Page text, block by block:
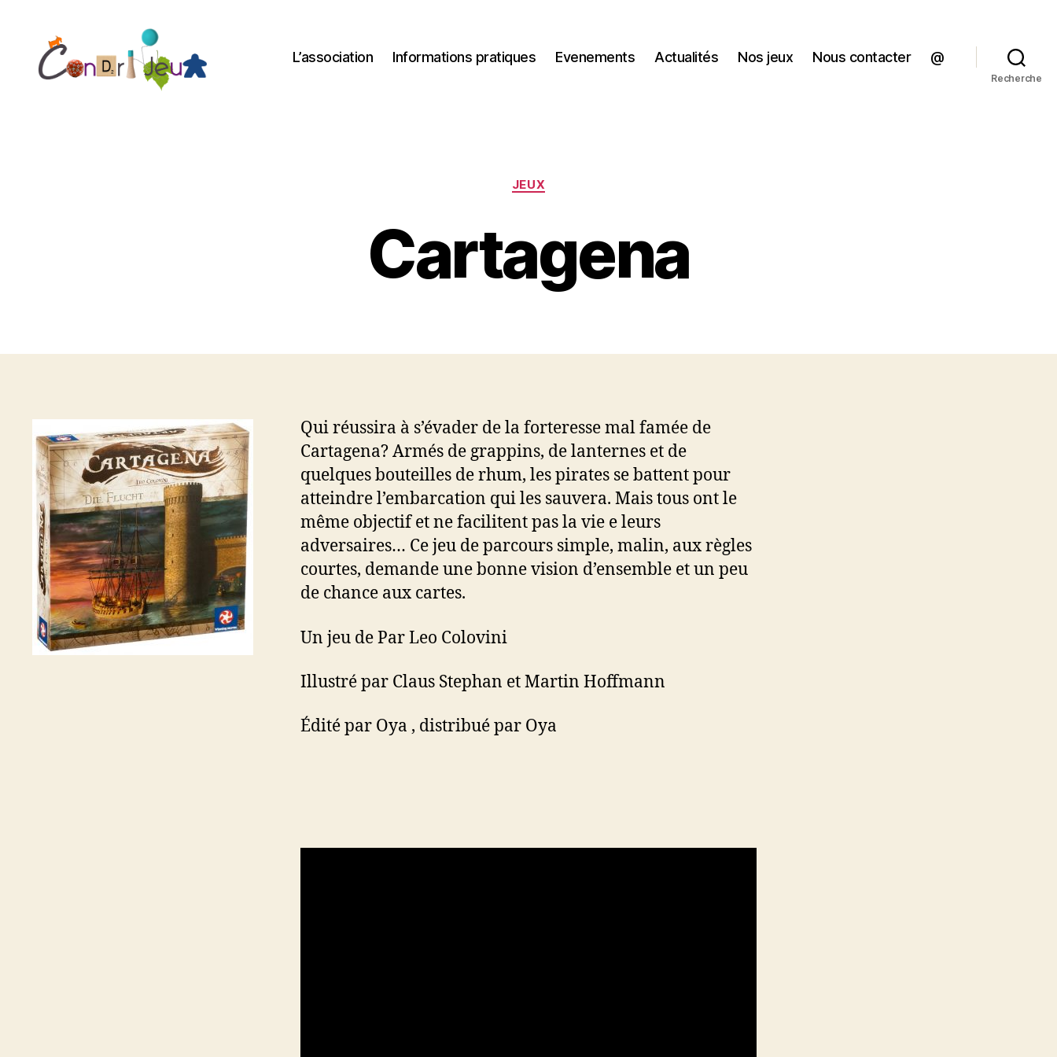
L’association Informations pratiques Evenements Actualités Nos jeux Nous contacter @
Recherche
Catégories
JEUX
Cartagena
Qui réussira à s’évader de la forteresse mal famée de
Cartagena? Armés de grappins, de lanternes et de
quelques bouteilles de rhum, les pirates se battent pour
atteindre l’embarcation qui les sauvera. Mais tous ont le
même objectif et ne facilitent pas la vie e leurs
adversaires… Ce jeu de parcours simple, malin, aux règles
courtes, demande une bonne vision d’ensemble et un peu
de chance aux cartes.
Un jeu de Par Leo Colovini
Illustré par Claus Stephan et Martin Hoffmann
Édité par Oya , distribué par Oya